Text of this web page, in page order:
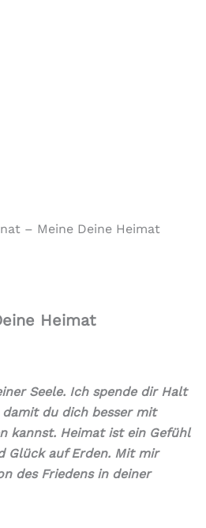
– Meine Deine Heimat
Heimat
Seele. Ich spende dir Halt
du dich besser mit
kannst. Heimat ist ein Gefühl
Glück auf Erden. Mit mir
des Friedens in deiner